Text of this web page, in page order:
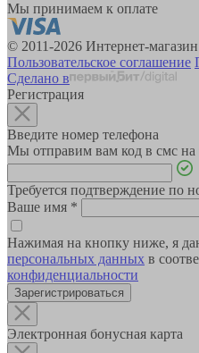
Мы принимаем к оплате
© 2011-2026 Интернет-
Пользовательское соглашение
Сделано в
Регистрация
Введите номер телефона
Мы отправим вам код в смс
Требуется подтверждение по
Ваше имя *
Нажимая на кнопку ниже, я
персональных данных в
конфиденциальности
Зарегистрироваться
Электронная бонусная карта